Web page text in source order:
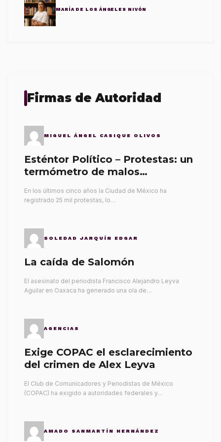
MARÍA DE LOS ÁNGELES NIVÓN
Firmas de Autoridad
MIGUEL ÁNGEL CASIQUE OLIVOS
Esténtor Político – Protestas: un
termómetro de malos
En los últimos cinco años la Ciudad de México ha
registrado 25 mil protestas, lo…
SOLEDAD JARQUÍN EDGAR
La caída de Salomón
El asesinato del periodista Francisco Alejandro Leyva
Aguilar en Oaxaca ha generado una ola de…
AGENCIAS
Exige COPAC el esclarecimiento
del crimen de Alex Leyva
El Club de Comunicadores y Periodistas de México
(COPAC) ha exigido a autoridades federales y…
AMADO SANMARTÍN HERNÁNDEZ